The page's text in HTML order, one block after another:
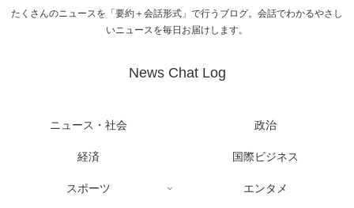
たくさんのニュースを「要約＋会話形式」で行うブログ。会話でわかるやさし
いニュースを毎日お届けします。
News Chat Log
ニュース・社会 政治
経済 国際ビジネス
スポーツ エンタメ